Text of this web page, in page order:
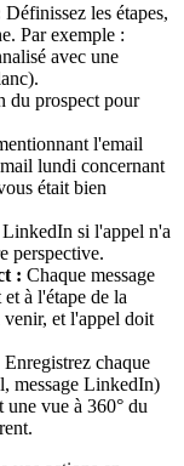
Définissez les étapes,
Par exemple :
avec une
prospect pour
l'email
lundi concernant
était bien
si l'appel n'a
perspective.
: Chaque message
à l'étape de la
et l'appel doit
Enregistrez chaque
message LinkedIn)
une vue à 360° du